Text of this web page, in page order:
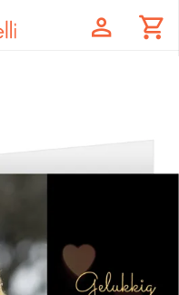
profile shopping_cart